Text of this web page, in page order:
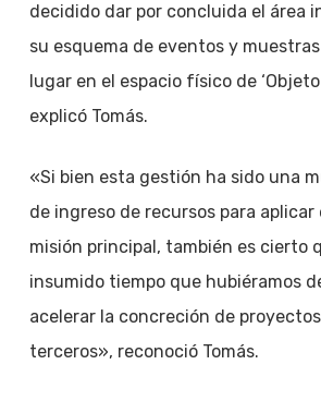
decidido dar por concluida el área
su esquema de eventos y
lugar en el espacio físico de
explicó Tomás.
«Si bien esta gestión ha sido una
de ingreso de recursos para
misión principal, también es cierto
insumido tiempo que hubiéramos
acelerar la concreción de
terceros», reconoció Tomás.